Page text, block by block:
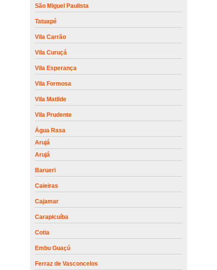
São Miguel Paulista
Tatuapé
Vila Carrão
Vila Curuçá
Vila Esperança
Vila Formosa
Vila Matilde
Vila Prudente
Água Rasa
Arujá
Arujá
Barueri
Caieiras
Cajamar
Carapicuíba
Cotia
Embu Guaçú
Ferraz de Vasconcelos